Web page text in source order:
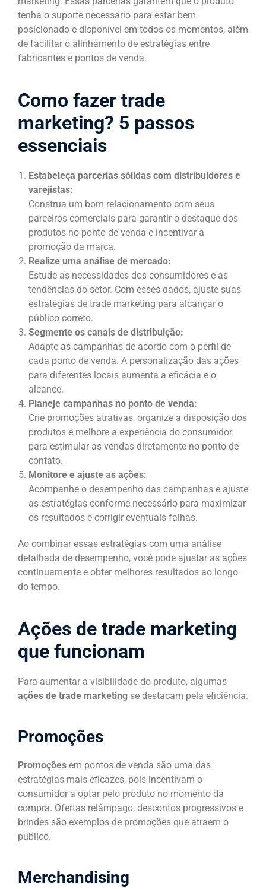
tenha o suporte necessário para estar bem
posicionado e disponível em todos os momentos, além
de facilitar o alinhamento de estratégias entre
fabricantes e pontos de venda.
Como fazer trade
marketing? 5 passos
essenciais
Estabeleça parcerias sólidas com distribuidores e
varejistas:
Construa um bom relacionamento com seus
parceiros comerciais para garantir o destaque dos
produtos no ponto de venda e incentivar a
promoção da marca.
Realize uma análise de mercado:
Estude as necessidades dos consumidores e as
tendências do setor. Com esses dados, ajuste suas
estratégias de trade marketing para alcançar o
público correto.
Segmente os canais de distribuição:
Adapte as campanhas de acordo com o perfil de
cada ponto de venda. A personalização das ações
para diferentes locais aumenta a eficácia e o
alcance.
Planeje campanhas no ponto de venda:
Crie promoções atrativas, organize a disposição dos
produtos e melhore a experiência do consumidor
para estimular as vendas diretamente no ponto de
contato.
Monitore e ajuste as ações:
Acompanhe o desempenho das campanhas e ajuste
as estratégias conforme necessário para maximizar
os resultados e corrigir eventuais falhas.
Ao combinar essas estratégias com uma análise
detalhada de desempenho, você pode ajustar as ações
continuamente e obter melhores resultados ao longo
do tempo.
Ações de trade marketing
que funcionam
Para aumentar a visibilidade do produto, algumas
ações de trade marketing se destacam pela eficiência.
Promoções
Promoções em pontos de venda são uma das
estratégias mais eficazes, pois incentivam o
consumidor a optar pelo produto no momento da
compra. Ofertas relâmpago, descontos progressivos e
brindes são exemplos de promoções que atraem o
público.
Merchandising